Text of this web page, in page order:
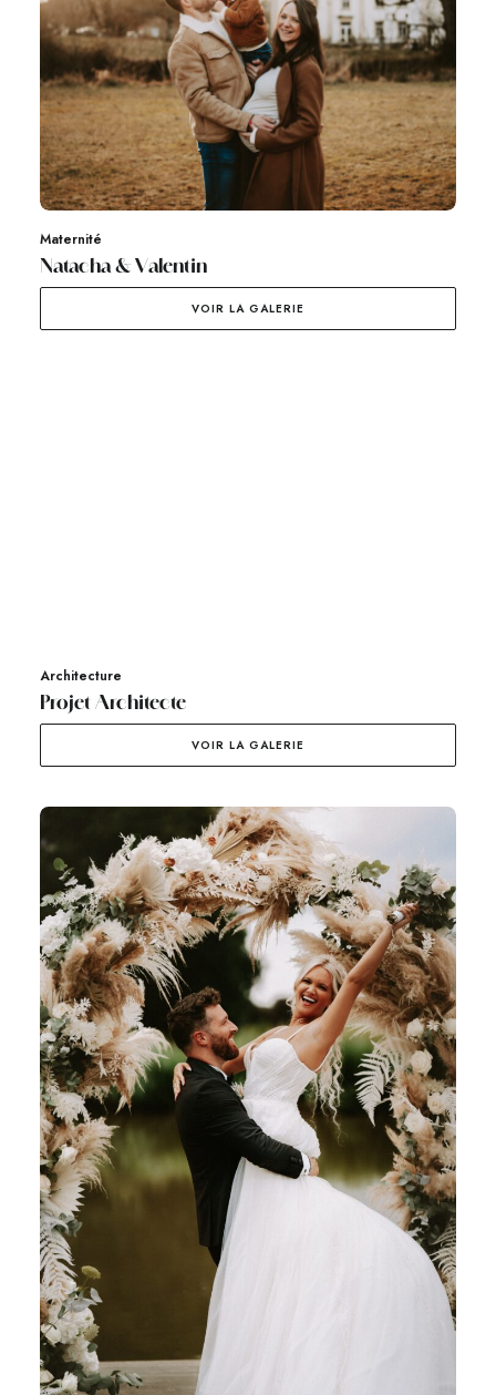
Maternité
Natacha & Valentin
VOIR LA GALERIE
Architecture
Projet Architecte
VOIR LA GALERIE